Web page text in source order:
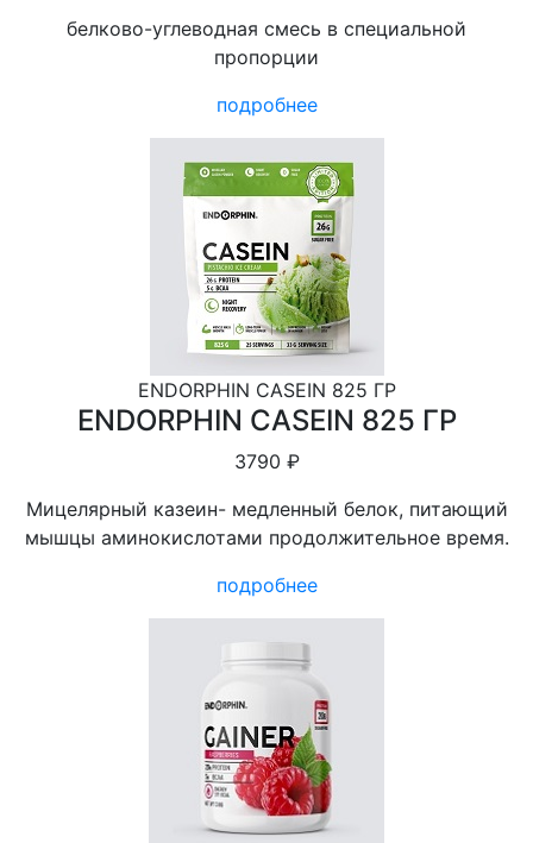
белково-углеводная смесь в специальной
пропорции
подробнее
ENDORPHIN CASEIN 825 ГР
ENDORPHIN CASEIN 825 ГР
3790 ₽
Мицелярный казеин- медленный белок, питающий
мышцы аминокислотами продолжительное время.
подробнее